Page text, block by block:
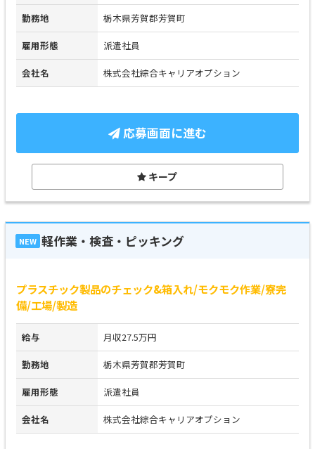
勤務地 栃木県芳賀郡芳賀町
雇用形態 派遣社員
会社名 株式会社綜合キャリアオプション
応募画面に進む
キープ
NEW 軽作業・検査・ピッキング
プラスチック製品のチェック&箱入れ/モクモク作業/寮完
備/工場/製造
給与 月収27.5万円
勤務地 栃木県芳賀郡芳賀町
雇用形態 派遣社員
会社名 株式会社綜合キャリアオプション